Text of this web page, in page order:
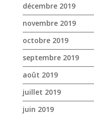
décembre 2019
novembre 2019
octobre 2019
septembre 2019
août 2019
juillet 2019
juin 2019